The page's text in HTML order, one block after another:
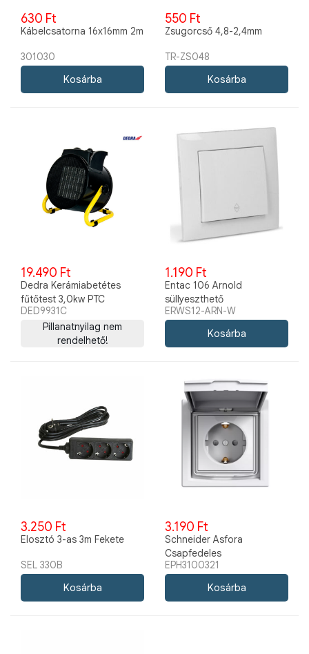
630 Ft
Kábelcsatorna 16x16mm 2m
301030
550 Ft
Zsugorcső 4,8-2,4mm
TR-ZS048
19.490 Ft
Dedra Kerámiabetétes
fűtőtest 3,0kw PTC
DED9931C
Pillanatnyilag nem
rendelhető!
1.190 Ft
Entac 106 Arnold
süllyeszthető
váltókapcsoló, fehér
ERWS12-ARN-W
3.250 Ft
Elosztó 3-as 3m Fekete
SEL 330B
3.190 Ft
Schneider Asfora
Csapfedeles
Csatlakozóaljzat IP44 Fehér
EPH3100321